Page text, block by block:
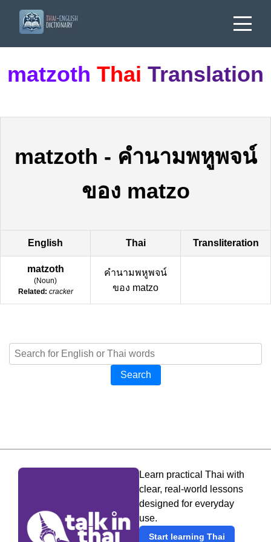
matzoth Thai Translation
matzoth - คำนามพหูพจน์
ของ matzo
English Thai Transliteration
matzoth
(Noun)
Related: cracker
คำนามพหูพจน์
ของ matzo
Search
Learn practical Thai with
clear, real-world lessons
designed for everyday
use.
Start learning Thai